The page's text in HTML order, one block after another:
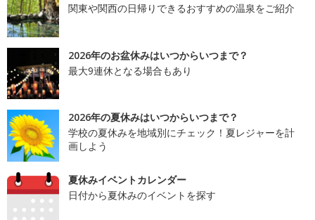
関東や関西の日帰りできるおすすめの温泉をご紹介
2026年のお盆休みはいつからいつまで？
最大9連休となる場合もあり
2026年の夏休みはいつからいつまで？
学校の夏休みを地域別にチェック！夏レジャーを計
画しよう
夏休みイベントカレンダー
日付から夏休みのイベントを探す